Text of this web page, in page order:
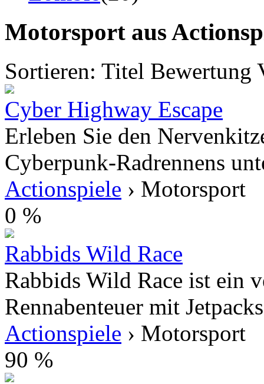
Motorsport aus
Sortieren: Titel Bewertung
Cyber Highway Escape
Erleben Sie den
Cyberpunk-Radrennens
Actionspiele › Motorsport
0 %
Rabbids Wild Race
Rabbids Wild Race ist ein
Rennabenteuer mit
Actionspiele › Motorsport
90 %